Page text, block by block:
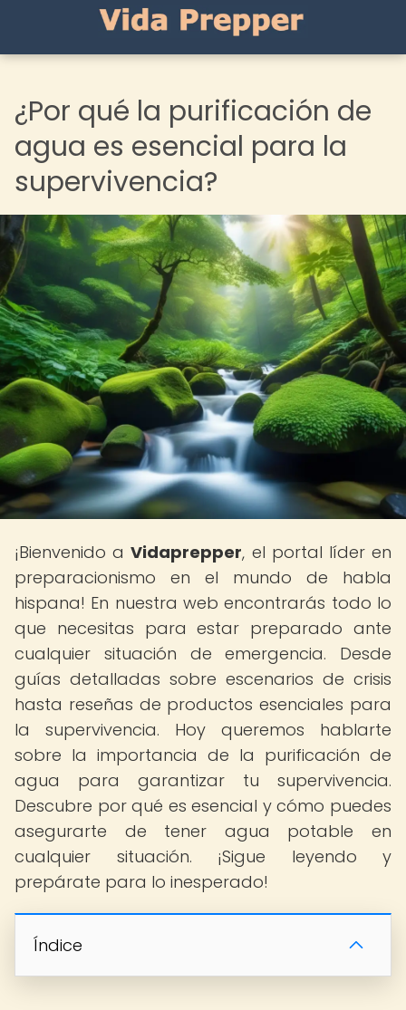
¿Por qué la purificación de
agua es esencial para la
supervivencia?
¡Bienvenido aVidaprepper, el portal líder en
preparacionismo en el mundo de habla
hispana! En nuestra web encontrarás todo lo
que necesitas para estar preparado ante
cualquier situación de emergencia. Desde
guías detalladas sobre escenarios de crisis
hasta reseñas de productos esenciales para
la supervivencia. Hoy queremos hablarte
sobre la importancia de la purificación de
agua para garantizar tu supervivencia.
Descubre por qué es esencial y cómo puedes
asegurarte de tener agua potable en
cualquier situación. ¡Sigue leyendo y
prepárate para lo inesperado!
Índice